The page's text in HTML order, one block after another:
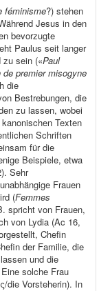
féminisme?) stehen
Jesus in den
bevorzugte
Paulus seit langer
zu sein («Paul
premier misogyne
die
Bestrebungen, die
zu lassen, wobei
Texten
Schriften
für die
Beispiele, etwa
Sehr
Frauen
(Femmes
spricht von Frauen,
von Lydia (Ac 16,
Chefin
der Familie, die
und die
solche Frau
die Vorsteherin). In